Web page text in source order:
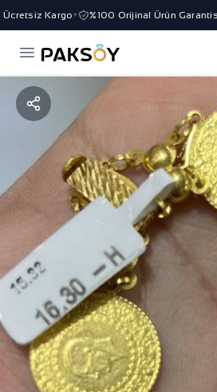
Kargo✦ %100 Orijinal Ürün Garantisi✦